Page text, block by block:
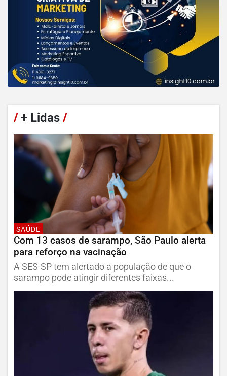
/+ Lidas /
SAÚDE
Com 13 casos de sarampo, São Paulo alerta
para reforço na vacinação
A SES-SP tem alertado a população de que o
sarampo pode atingir diferentes faixas...